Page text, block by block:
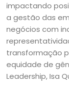
impactando
a gestão das
negócios com
transformação
equidade de
Leadership, Isa